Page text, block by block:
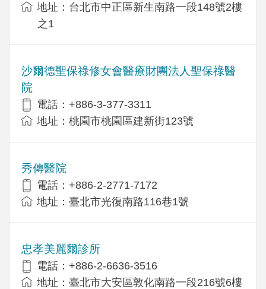
地址：台北市中正區新生南路一段148號2樓
之1
沙爾德聖保祿修女會醫療財團法人聖保祿醫
院
電話：+886-3-377-3311
地址：桃園市桃園區建新街123號
秀傳醫院
電話：+886-2-2771-7172
地址：臺北市光復南路116巷1號
忠孝美麗爾診所
電話：+886-2-6636-3516
地址：臺北市大安區敦化南路一段216號6樓